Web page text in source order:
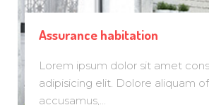
Assurance habitation
Lorem ipsum dolor sit amet
adipisicing elit. Dolore aliquam
accusamus,...